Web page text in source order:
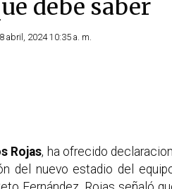
debe saber
abril, 2024 10:35 a. m.
Rojas, ha ofrecido
del nuevo estadio del